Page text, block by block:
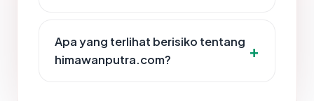
Apa yang terlihat berisiko tentang
himawanputra.com?